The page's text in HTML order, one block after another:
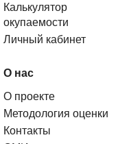
Калькулятор
окупаемости
Личный кабинет
О нас
О проекте
Методология оценки
Контакты